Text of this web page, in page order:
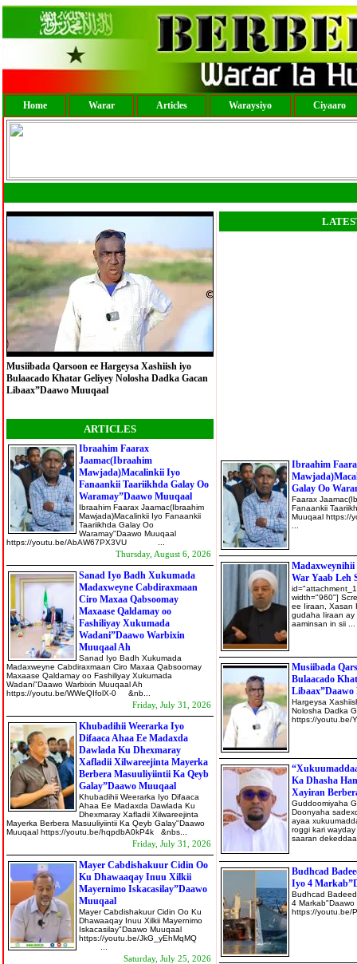
Home Warar Articles Waraysiyo Ciyaaro
Musiibada Qarsoon ee Hargeysa Xashiish iyo
Bulaacado Khatar Geliyey Nolosha Dadka Gacan
Libaax”Daawo Muuqaal
ARTICLES
Ibraahim Faarax
Jaamac(Ibraahim
Mawjada)Macalinkii Iyo
Fanaankii Taariikhda Galay Oo
Waramay”Daawo Muuqaal
Ibraahim Faarax Jaamac(Ibraahim
Mawjada)Macalinkii Iyo Fanaankii
Taariikhda Galay Oo
Waramay"Daawo Muuqaal
https://youtu.be/AbAW67PX3VU ...
Thursday, August 6, 2026
Sanad Iyo Badh Xukumada
Madaxweyne Cabdiraxmaan
Ciro Maxaa Qabsoomay
Maxaase Qaldamay oo
Fashiliyay Xukumada
Wadani”Daawo Warbixin
Muuqaal Ah
Sanad Iyo Badh Xukumada
Madaxweyne Cabdiraxmaan Ciro Maxaa Qabsoomay
Maxaase Qaldamay oo Fashiliyay Xukumada
Wadani"Daawo Warbixin Muuqaal Ah
https://youtu.be/WWeQIfolX-0 &nb...
Friday, July 31, 2026
Khubadihii Weerarka Iyo
Difaaca Ahaa Ee Madaxda
Dawlada Ku Dhexmaray
Xafladii Xilwareejinta Mayerka
Berbera Masuuliyiintii Ka Qeyb
Galay”Daawo Muuqaal
Khubadihii Weerarka Iyo Difaaca
Ahaa Ee Madaxda Dawlada Ku
Dhexmaray Xafladii Xilwareejinta
Mayerka Berbera Masuuliyiintii Ka Qeyb Galay"Daawo
Muuqaal https://youtu.be/hqpdbA0kP4k &nbs...
Friday, July 31, 2026
Mayer Cabdishakuur Cidin Oo
Ku Dhawaaqay Inuu Xilkii
Mayernimo Iskacasilay”Daawo
Muuqaal
Mayer Cabdishakuur Cidin Oo Ku
Dhawaaqay Inuu Xilkii Mayernimo
Iskacasilay"Daawo Muuqaal
https://youtu.be/JkG_yEhMqMQ
Saturday, July 25, 2026
Ibraahim
Galay Oo
Faarax
Fanaankii
Muuqaal
Madaxweynihii
War Yaab Leh
width="960"]
ee Iiraan, Xasan
gudaha Iiraan ay
aaminsan in sii ...
Musiibada
Bulaacado
Hargeysa
Nolosha Dadka
https://
Ka Dhasha
Xayiran
Guddoomiyaha
Doonyaha
ayaa
roggi kari
saaran
Budhcad
Iyo 4
Budhcad
4 Markab"Daawo
https://